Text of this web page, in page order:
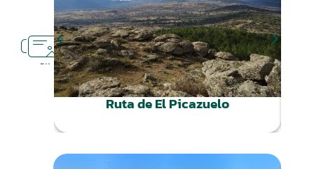
RUTAS
CERCA
Ruta de El Picazuelo